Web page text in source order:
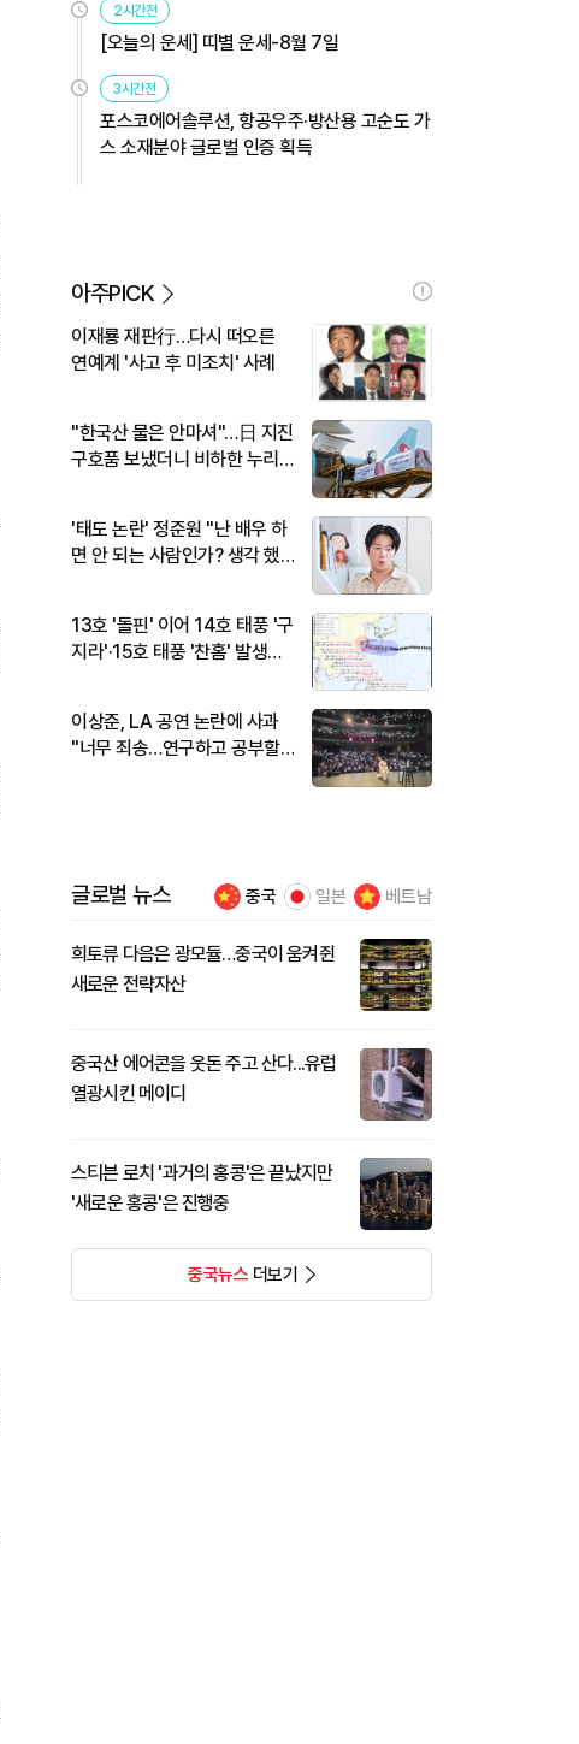
2시간전
[오늘의 운세] 띠별 운세-8월 7일
3시간전
포스코에어솔루션, 항공우주·방산용 고순도 가
스 소재분야 글로벌 인증 획득
아주PICK
이재룡 재판行…다시 떠오른
연예계 '사고 후 미조치' 사례
"한국산 물은 안마셔"…日 지진
구호품 보냈더니 비하한 누리
'태도 논란' 정준원 "난 배우 하
면 안 되는 사람인가? 생각 했
13호 '돌핀' 이어 14호 태풍 '구
지라'·15호 태풍 '찬홈' 발생…
이상준, LA 공연 논란에 사과
"너무 죄송…연구하고 공부할
글로벌 뉴스 중국 일본 베트남
희토류 다음은 광모듈…중국이 움켜쥔
새로운 전략자산
중국산 에어콘을 웃돈 주고 산다...유럽
열광시킨 메이디
스티븐 로치 '과거의 홍콩'은 끝났지만
'새로운 홍콩'은 진행중
중국뉴스더보기